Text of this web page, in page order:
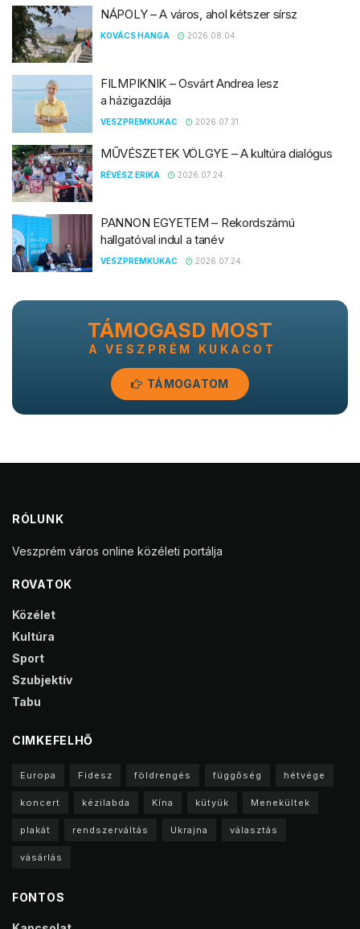
NÁPOLY – A város, ahol kétszer sírsz
KOVÁCS HANGA 2026.08.04.
FILMPIKNIK – Osvárt Andrea lesz
a házigazdája
VESZPREMKUKAC 2026.07.31.
MŰVÉSZETEK VÖLGYE – A kultúra dialógus
RÉVÉSZ ERIKA 2026.07.24.
PANNON EGYETEM – Rekordszámú
hallgatóval indul a tanév
VESZPREMKUKAC 2026.07.24.
TÁMOGASD MOST
A VESZPRÉM KUKACOT
TÁMOGATOM
RÓLUNK
Veszprém város online közéleti portálja
ROVATOK
Közélet
Kultúra
Sport
Szubjektív
Tabu
CIMKEFELHŐ
Europa Fidesz földrengés függőség hétvége
koncert kézilabda Kína kütyük Menekültek
plakát rendszerváltás Ukrajna választás
vásárlás
FONTOS